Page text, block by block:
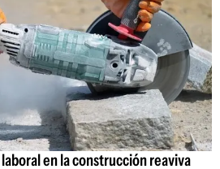
en la construcción reaviva